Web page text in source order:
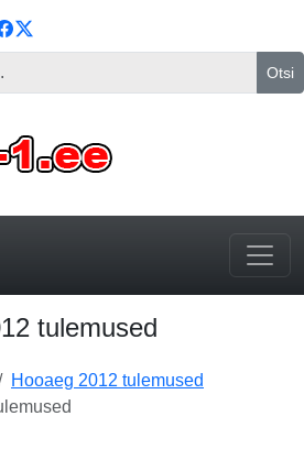
Otsi
tulemused
Hooaeg 2012 tulemused